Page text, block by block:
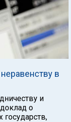
в
и
о
государств,